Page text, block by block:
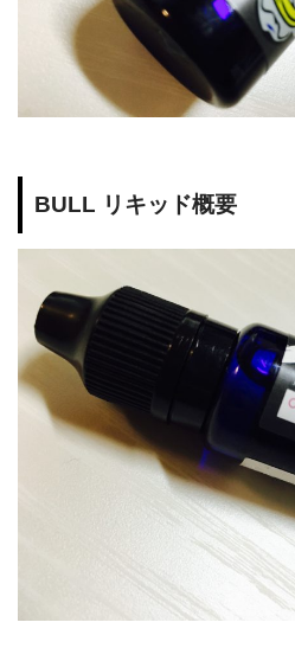
BULL リキッド概要